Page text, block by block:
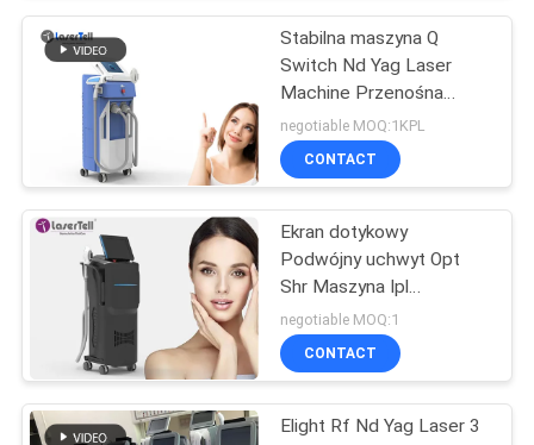
Stabilna maszyna Q
Switch Nd Yag Laser
Machine Przenośna
maszyna do usuwania
włosów z tatuażem 1 -
10 Hz
negotiable MOQ:1KPL
CONTACT
Ekran dotykowy
Podwójny uchwyt Opt
Shr Maszyna Ipl
Laserowy depilator Stały
depilator
negotiable MOQ:1
CONTACT
Elight Rf Nd Yag Laser 3